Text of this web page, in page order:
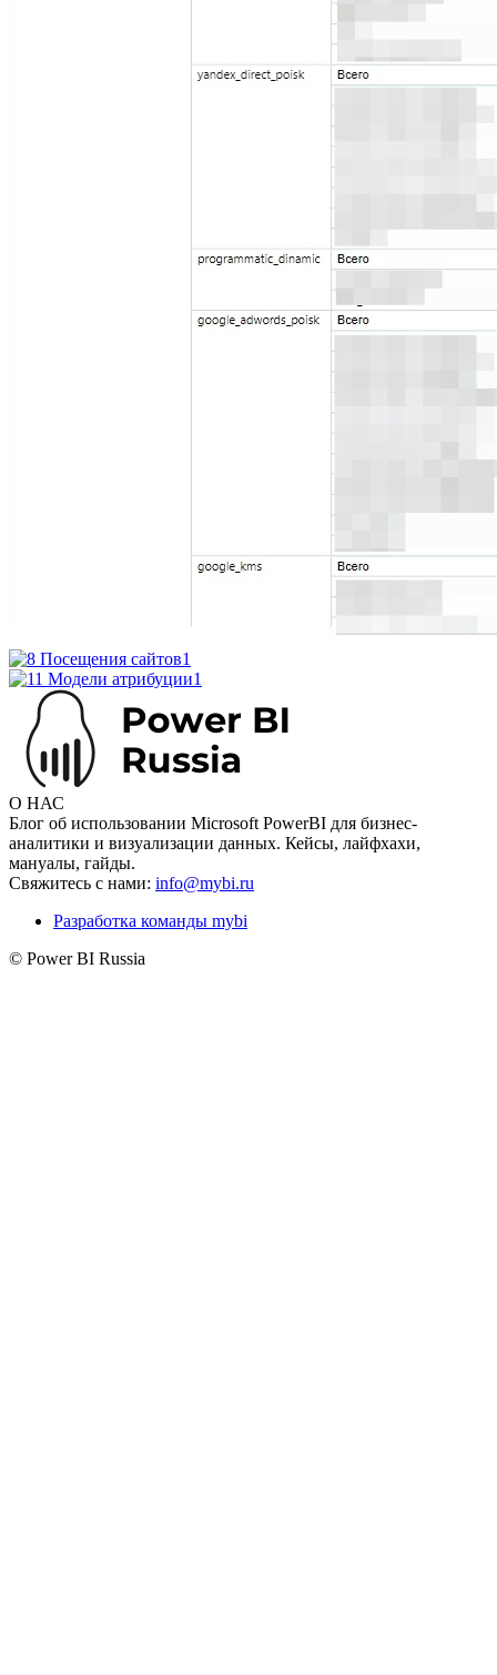
О НАС
Блог об использовании Microsoft PowerBI для бизнес-
аналитики и визуализации данных. Кейсы, лайфхахи,
мануалы, гайды.
Свяжитесь с нами: info@mybi.ru
Разработка команды mybi
© Power BI Russia